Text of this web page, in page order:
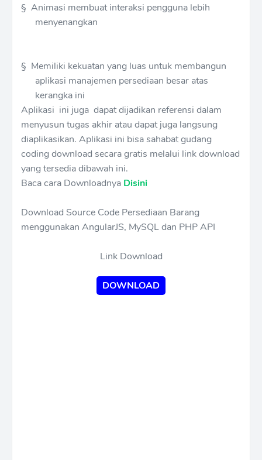
§ Animasi membuat interaksi pengguna lebih
menyenangkan
§ Memiliki kekuatan yang luas untuk membangun
aplikasi manajemen persediaan besar atas
kerangka ini
Aplikasi ini juga dapat dijadikan referensi dalam
menyusun tugas akhir atau dapat juga langsung
diaplikasikan. Aplikasi ini bisa sahabat gudang
coding download secara gratis melalui link download
yang tersedia dibawah ini.
Baca cara Downloadnya Disini
Download Source Code Persediaan Barang
menggunakan AngularJS, MySQL dan PHP API
Link Download
DOWNLOAD